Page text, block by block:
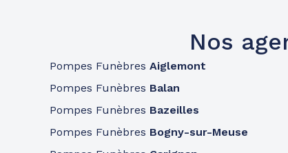
Nos
Pompes Funèbres Aiglemont
Pompes Funèbres Balan
Pompes Funèbres Bazeilles
Pompes Funèbres Bogny-sur-Meuse